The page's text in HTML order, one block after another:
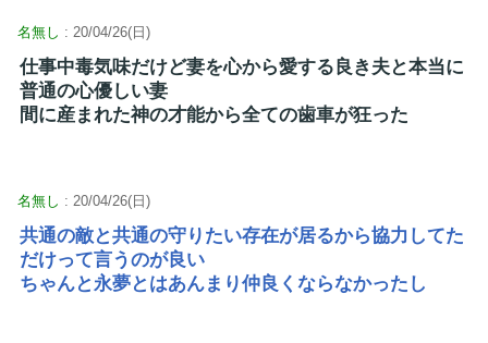
名無し : 20/04/26(日)
仕事中毒気味だけど妻を心から愛する良き夫と本当に
普通の心優しい妻
間に産まれた神の才能から全ての歯車が狂った
名無し : 20/04/26(日)
共通の敵と共通の守りたい存在が居るから協力してた
だけって言うのが良い
ちゃんと永夢とはあんまり仲良くならなかったし